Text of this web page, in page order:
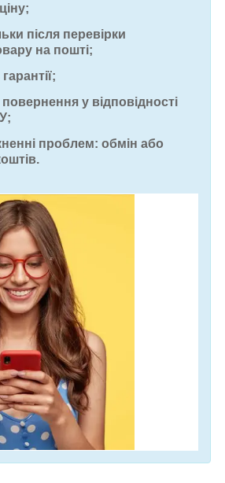
після перевірки
на пошті;
повернення у відповідності
проблем: обмін або